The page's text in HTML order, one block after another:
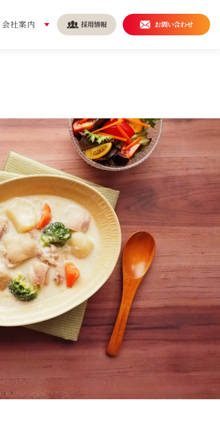
安全・安心の取り組み
導入事例
会社案内
持続可能な社会を実現する
ために
採用情報 お問い合わせ